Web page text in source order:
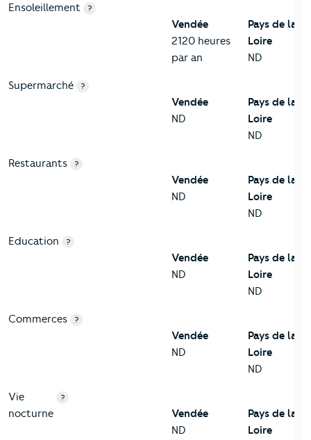
Ensoleillement ?
Vendée
2120 heures
par an
Pays de la
Loire
ND
Supermarché ?
Vendée
ND
Pays de la
Loire
ND
Restaurants ?
Vendée
ND
Pays de la
Loire
ND
Education ?
Vendée
ND
Pays de la
Loire
ND
Commerces ?
Vendée
ND
Pays de la
Loire
ND
Vie
nocturne
?
Vendée
ND
Pays de la
Loire